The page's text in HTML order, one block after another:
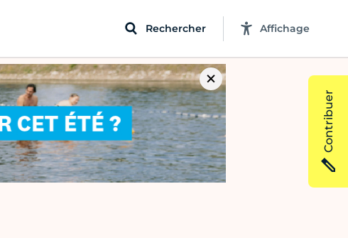
Rechercher Affichage
Contribuer